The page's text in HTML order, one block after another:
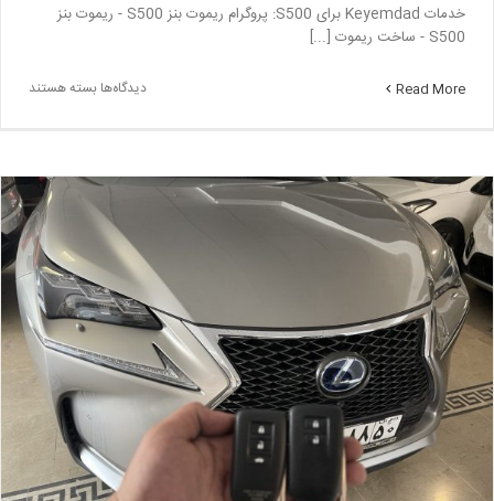
خدمات Keyemdad برای S500: پروگرام ریموت بنز S500 - ریموت بنز
S500 - ساخت ریموت [...]
Read More دیدگاه‌ها برای
S500
ریموت
بنز
S500
بسته هستند